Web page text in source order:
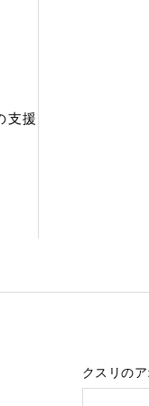
支援
クスリの